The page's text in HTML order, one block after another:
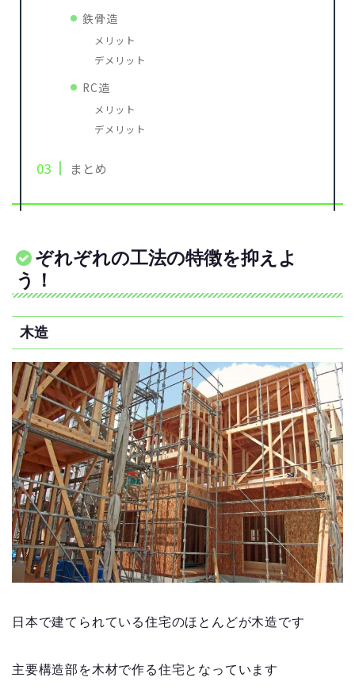
鉄骨造
メリット
デメリット
RC造
メリット
デメリット
まとめ
ぞれぞれの工法の特徴を抑えよ
う！
木造
日本で建てられている住宅のほとんどが木造です
主要構造部を木材で作る住宅となっています